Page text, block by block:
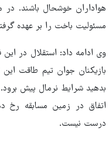
هواداران خوشحال باشند.
مسئولیت باخت را بر عهده
وی ادامه داد: استقلال در
بازیکنان جوان تیم طاقت
بدهید شرایط نرمال پیش
اتفاق در زمین مسابقه رخ
درست نیست.